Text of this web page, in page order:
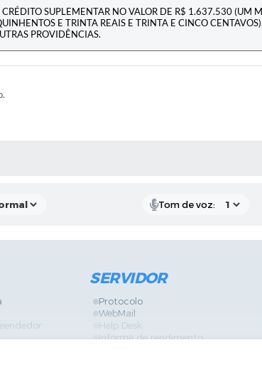
CRÉDITO SUPLEMENTAR NO VALOR DE R$ 1.637.530 (UM
E TRINTA REAIS E TRINTA E CINCO
PROVIDÊNCIAS.
Tom de voz:
SERVIDOR
Protocolo
WebMail
Help Desk
Informe de rendimento